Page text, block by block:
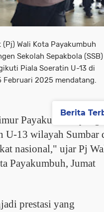
Wali Kota Payakumbuh
Sekolah Sepakbola (SSB)
Piala Soeratin U-13 di
Februari 2025 mendatang.
Payakumbuh yang
U-13 wilayah Sumbar
nasional," ujar Pj
Payakumbuh, Jumat
prestasi yang
Berita